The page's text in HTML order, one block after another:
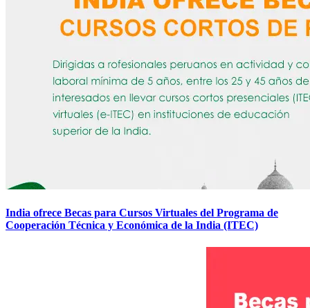
India ofrece Becas para Cursos Virtuales del Programa de
Cooperación Técnica y Económica de la India (ITEC)